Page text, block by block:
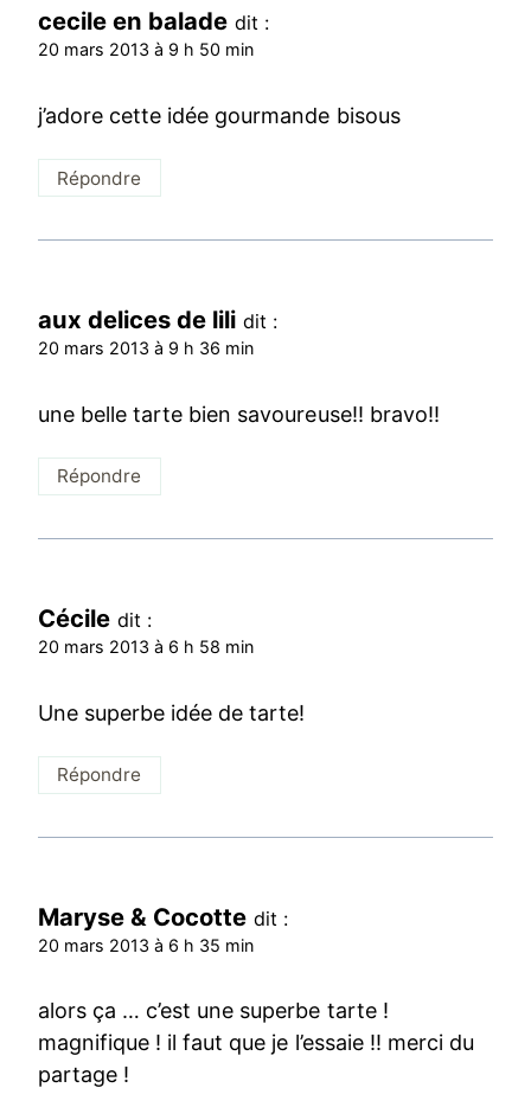
cecile en balade dit :
20 mars 2013 à 9 h 50 min
j’adore cette idée gourmande bisous
Répondre
aux delices de lili dit :
20 mars 2013 à 9 h 36 min
une belle tarte bien savoureuse!! bravo!!
Répondre
Cécile dit :
20 mars 2013 à 6 h 58 min
Une superbe idée de tarte!
Répondre
Maryse & Cocotte dit :
20 mars 2013 à 6 h 35 min
alors ça … c’est une superbe tarte !
magnifique ! il faut que je l’essaie !! merci du
partage !